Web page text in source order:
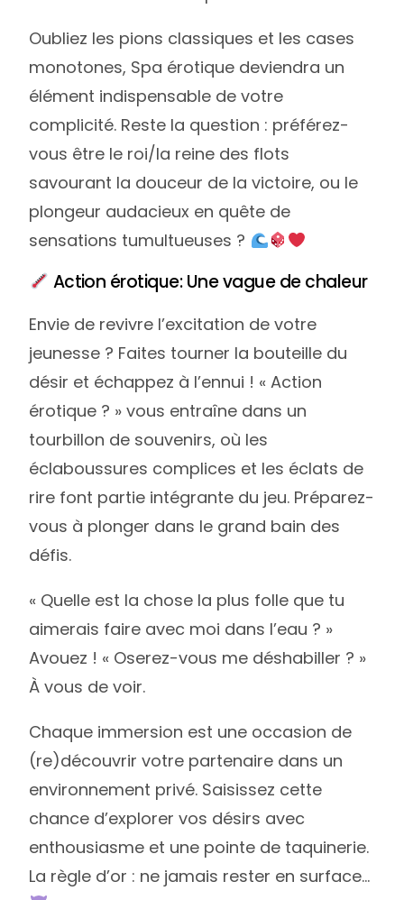
Oubliez les pions classiques et les cases
monotones, Spa érotique deviendra un
élément indispensable de votre
complicité. Reste la question : préférez-
vous être le roi/la reine des flots
savourant la douceur de la victoire, ou le
plongeur audacieux en quête de
sensations tumultueuses ?
Action érotique: Une vague de chaleur
Envie de revivre l’excitation de votre
jeunesse ? Faites tourner la bouteille du
désir et échappez à l’ennui ! « Action
érotique ? » vous entraîne dans un
tourbillon de souvenirs, où les
éclaboussures complices et les éclats de
rire font partie intégrante du jeu. Préparez-
vous à plonger dans le grand bain des
défis.
« Quelle est la chose la plus folle que tu
aimerais faire avec moi dans l’eau ? »
Avouez ! « Oserez-vous me déshabiller ? »
À vous de voir.
Chaque immersion est une occasion de
(re)découvrir votre partenaire dans un
environnement privé. Saisissez cette
chance d’explorer vos désirs avec
enthousiasme et une pointe de taquinerie.
La règle d’or : ne jamais rester en surface…